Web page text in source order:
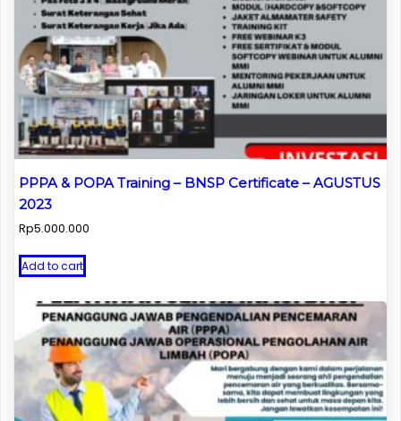
PPPA & POPA Training – BNSP Certificate – AGUSTUS
2023
Rp5.000.000
Add to cart